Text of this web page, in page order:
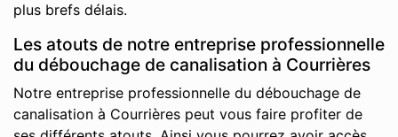
plus brefs délais.
Les atouts de notre entreprise professionnelle
du débouchage de canalisation à Courrières
Notre entreprise professionnelle du débouchage de
canalisation à Courrières peut vous faire profiter de